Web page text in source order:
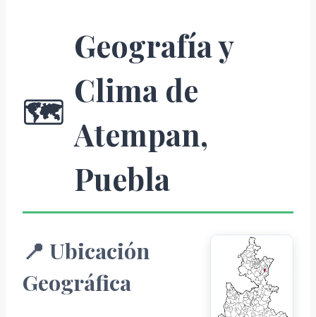
🗺️
Geografía y
Clima de
Atempan,
Puebla
📍 Ubicación
Geográfica